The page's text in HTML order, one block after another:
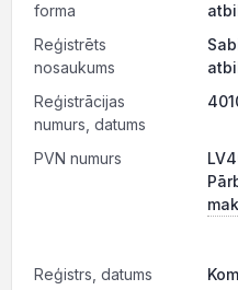
forma
Reģistrēts
nosaukums
Reģistrācijas
numurs, datums
PVN numurs
Reģistrs, datums